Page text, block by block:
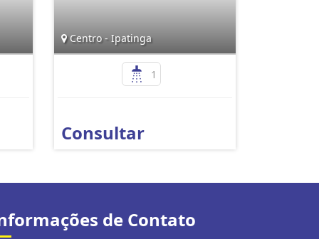
Centro - Ipatinga
1
Consultar
de Contato